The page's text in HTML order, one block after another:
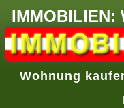
Wohnung